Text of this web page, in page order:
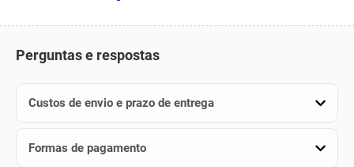
Perguntas e respostas
Custos de envio e prazo de entrega
Formas de pagamento